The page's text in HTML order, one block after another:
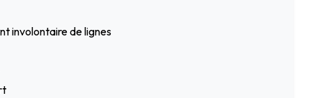
involontaire de lignes